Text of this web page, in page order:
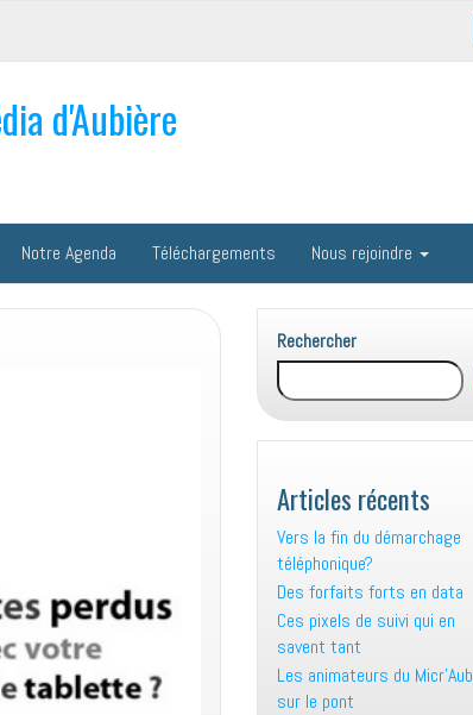
d'Aubière
Notre Agenda Téléchargements Nous rejoindre
Rechercher
Articles récents
Vers la fin du démarchage
téléphonique?
Des forfaits forts en data
Ces pixels de suivi qui en
savent tant
Les animateurs du Micr’Aub
sur le pont